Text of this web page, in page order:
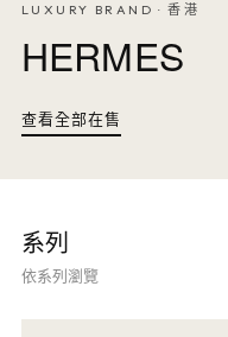
LUXURY BRAND · 香港
HERMES
查看全部在售
系列
依系列瀏覽